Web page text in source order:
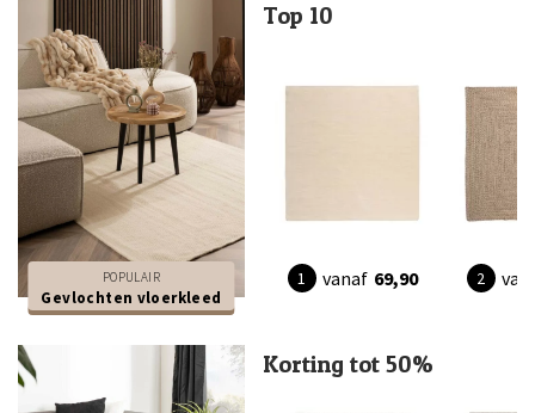
POPULAIR
Gevlochten vloerkleed
Top 10
vanaf 69,90
Korting tot 50%